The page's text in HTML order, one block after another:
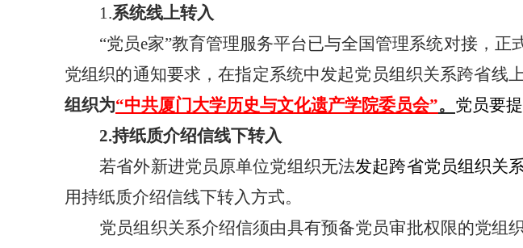
1.系统线上转入
“党员e家”教育管理服务平台已与全国管理系统对接，
党组织的通知要求，在指定系统中发起党员组织关系跨省线
组织为“中共厦门大学历史与文化遗产学院委员会”。 党员要
2.持纸质介绍信线下转入
若省外新进党员原单位党组织无法发起跨省党员组织关
用持纸质介绍信线下转入方式。
党员组织关系介绍信须由具有预备党员审批权限的党组